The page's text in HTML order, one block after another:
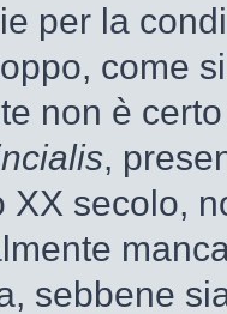
per la
come
non è
,
XX secolo,
sebbene